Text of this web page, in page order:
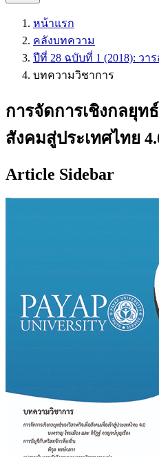
หน้าแรก
คลังบทความ
ปีที่ 28 ฉบับที่ 1 (2018): ว
บทความวิชาการ
การจัดการเชิงกลยุท
สังคมสู่ประเทศไทย
Article Sidebar